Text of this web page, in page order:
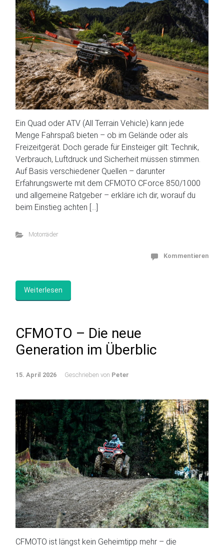
Ein Quad oder ATV (All Terrain Vehicle) kann jede
Menge Fahrspaß bieten – ob im Gelände oder als
Freizeitgerät. Doch gerade für Einsteiger gilt: Technik,
Verbrauch, Luftdruck und Sicherheit müssen stimmen.
Auf Basis verschiedener Quellen – darunter
Erfahrungswerte mit dem CFMOTO CForce 850/1000
und allgemeine Ratgeber – erkläre ich dir, worauf du
beim Einstieg achten […]
Motorräder
Kommentieren
Weiterlesen
CFMOTO – Die neue
Generation im Überblic
15. April 2026 Geschrieben von Peter
CFMOTO ist längst kein Geheimtipp mehr – die